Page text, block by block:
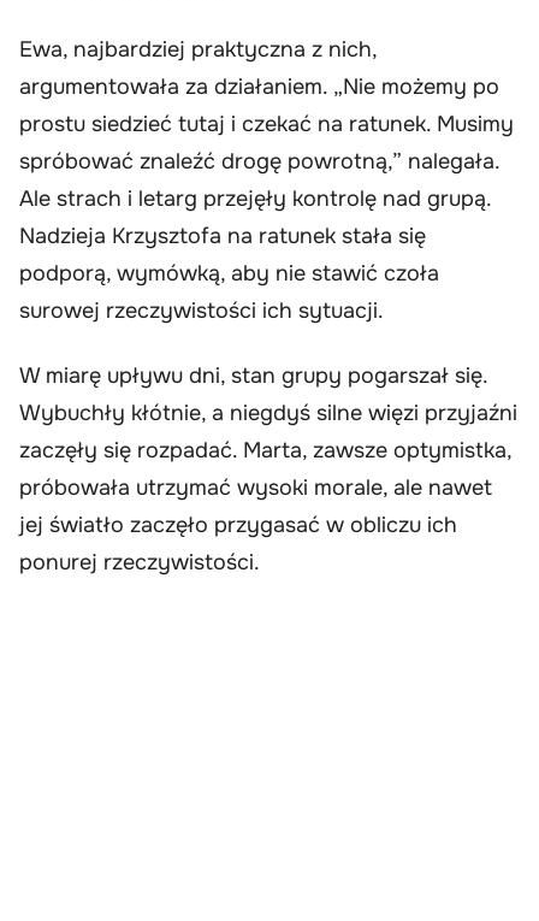
Ewa, najbardziej praktyczna z nich,
argumentowała za działaniem. „Nie możemy po
prostu siedzieć tutaj i czekać na ratunek. Musimy
spróbować znaleźć drogę powrotną,” nalegała.
Ale strach i letarg przejęły kontrolę nad grupą.
Nadzieja Krzysztofa na ratunek stała się
podporą, wymówką, aby nie stawić czoła
surowej rzeczywistości ich sytuacji.
W miarę upływu dni, stan grupy pogarszał się.
Wybuchły kłótnie, a niegdyś silne więzi przyjaźni
zaczęły się rozpadać. Marta, zawsze optymistka,
próbowała utrzymać wysoki morale, ale nawet
jej światło zaczęło przygasać w obliczu ich
ponurej rzeczywistości.